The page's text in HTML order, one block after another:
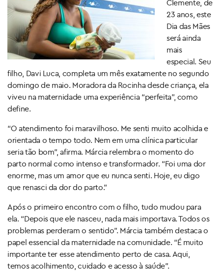
Clemente, de
23 anos, este
Dia das Mães
será ainda
mais
especial. Seu
filho, Davi Luca, completa um mês exatamente no segundo
domingo de maio. Moradora da Rocinha desde criança, ela
viveu na maternidade uma experiência “perfeita”, como
define.
“O atendimento foi maravilhoso. Me senti muito acolhida e
orientada o tempo todo. Nem em uma clínica particular
seria tão bom”, afirma. Márcia relembra o momento do
parto normal como intenso e transformador. “Foi uma dor
enorme, mas um amor que eu nunca senti. Hoje, eu digo
que renasci da dor do parto.”
Após o primeiro encontro com o filho, tudo mudou para
ela. “Depois que ele nasceu, nada mais importava. Todos os
problemas perderam o sentido”. Márcia também destaca o
papel essencial da maternidade na comunidade. “É muito
importante ter esse atendimento perto de casa. Aqui,
temos acolhimento, cuidado e acesso à saúde”.